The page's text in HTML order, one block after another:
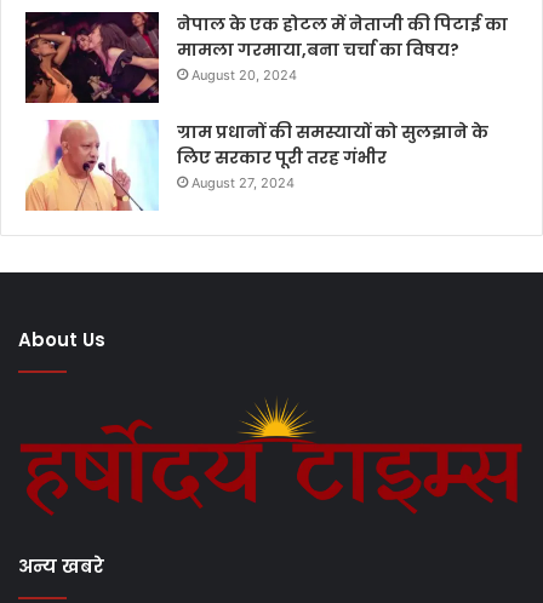
नेपाल के एक होटल में नेताजी की पिटाई का
मामला गरमाया,बना चर्चा का विषय?
August 20, 2024
ग्राम प्रधानों की समस्यायों को सुलझाने के
लिए सरकार पूरी तरह गंभीर
August 27, 2024
About Us
अन्य खबरे